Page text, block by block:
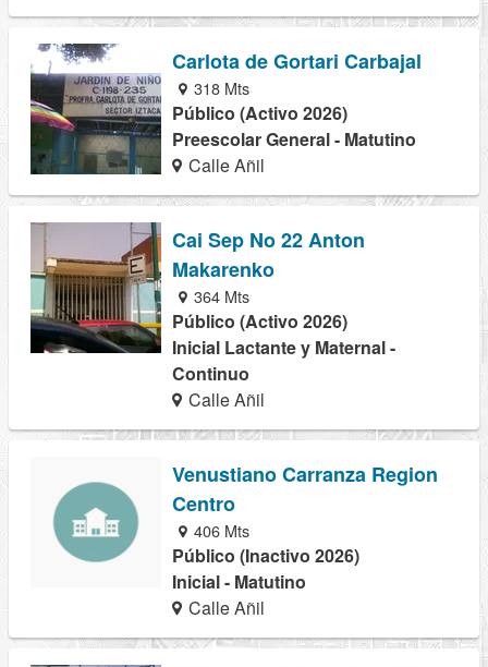
Carlota de Gortari Carbajal
318 Mts
Público (Activo 2026)
Preescolar General - Matutino
Calle Añil
Cai Sep No 22 Anton
Makarenko
364 Mts
Público (Activo 2026)
Inicial Lactante y Maternal -
Continuo
Calle Añil
Venustiano Carranza Region
Centro
406 Mts
Público (Inactivo 2026)
Inicial - Matutino
Calle Añil